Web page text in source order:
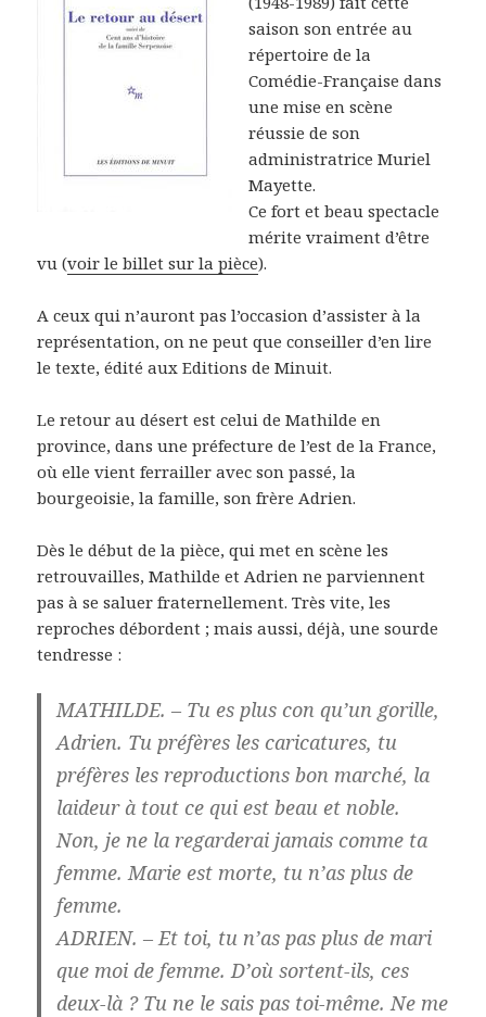
saison son entrée au
répertoire de la
Comédie-Française dans
une mise en scène
réussie de son
administratrice Muriel
Mayette.
Ce fort et beau spectacle
mérite vraiment d’être
vu (voir le billet sur la pièce).
A ceux qui n’auront pas l’occasion d’assister à la
représentation, on ne peut que conseiller d’en lire
le texte, édité aux Editions de Minuit.
Le retour au désert est celui de Mathilde en
province, dans une préfecture de l’est de la France,
où elle vient ferrailler avec son passé, la
bourgeoisie, la famille, son frère Adrien.
Dès le début de la pièce, qui met en scène les
retrouvailles, Mathilde et Adrien ne parviennent
pas à se saluer fraternellement. Très vite, les
reproches débordent ; mais aussi, déjà, une sourde
tendresse :
MATHILDE. – Tu es plus con qu’un gorille,
Adrien. Tu préfères les caricatures, tu
préfères les reproductions bon marché, la
laideur à tout ce qui est beau et noble.
Non, je ne la regarderai jamais comme ta
femme. Marie est morte, tu n’as plus de
femme.
ADRIEN. – Et toi, tu n’as pas plus de mari
que moi de femme. D’où sortent-ils, ces
deux-là ? Tu ne le sais pas toi-même. Ne me